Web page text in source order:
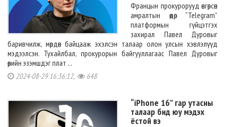
Францын прокурорууд өнгөрсөн
амралтын өдөр “Telegram”
платформын гүйцэтгэх
захирал Павел Дуровыг
баривчилж, мөрдөн байцааж эхэлсэн талаар олон улсын хэвлэлүүд
мэдээлсэн. Тухайлбал, прокурорын байгууллагаас Павел Дуровыг
өөрийн эзэмшдэг плат ...
2024-08-29 16:36:12, 648
“iPhone 16” гар утасны
талаар бид юу мэдэх
ёстой вэ